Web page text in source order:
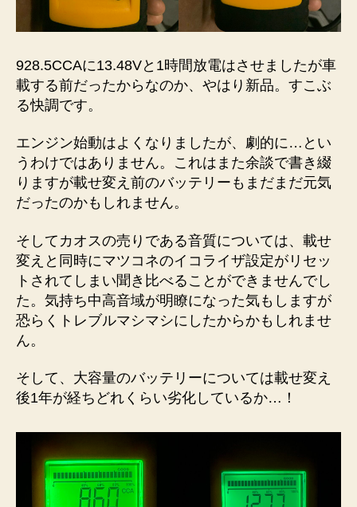
928.5CCAに13.48Vと1時間放電はさせましたが車
載する前だったからなのか、やはり新品。すこぶ
る快調です。
エンジン始動はよくなりましたが、劇的に…とい
うわけではありません。これはまた余談で書き綴
りますが載せ変え前のバッテリーもまだまだ元気
だったのかもしれません。
そしてカオスの売りである音質については、載せ
変えと同時にマツコネのイコライザ設定がリセッ
トされてしまい聞き比べることができませんでし
た。気持ち中高音域が明瞭になった気もしますが
恐らくトレブルマシマシにしたからかもしれませ
ん。
そして、大容量のバッテリーについては載せ変え
後1年が経ちどれくらい劣化しているか…！